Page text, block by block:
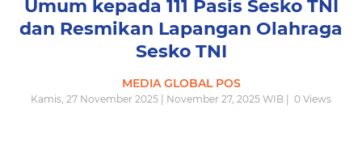
Umum kepada 111 Pasis Sesko TNI
dan Resmikan Lapangan Olahraga
Sesko TNI
MEDIA GLOBAL POS
Kamis, 27 November 2025 | November 27, 2025 WIB | 0 Views